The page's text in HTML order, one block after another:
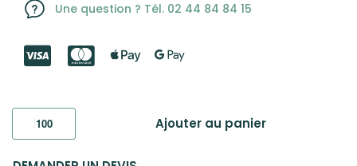
Une question ? Tél. 02 44 84 84 15
Ajouter au panier